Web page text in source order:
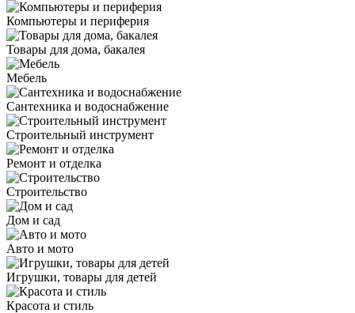
Компьютеры и периферия
Товары для дома, бакалея
Мебель
Сантехника и водоснабжение
Строительный инструмент
Ремонт и отделка
Строительство
Дом и сад
Авто и мото
Игрушки, товары для детей
Красота и стиль